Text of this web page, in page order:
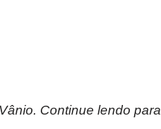
Continue lendo para